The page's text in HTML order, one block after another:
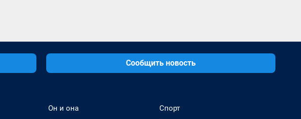
Сообщить новость
Он и она
Спорт